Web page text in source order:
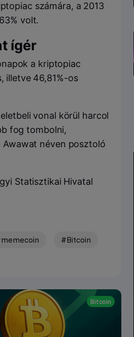
számára, a 2013
volt.
ígér
a kriptopiac
illetve 46,81%-os
vonal körül harcol
fog tombolni,
néven posztoló
Statisztikai Hivatal
#Bitcoin
Bitcoin